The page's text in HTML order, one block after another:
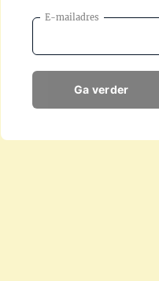
E-mailadres
Ga verder